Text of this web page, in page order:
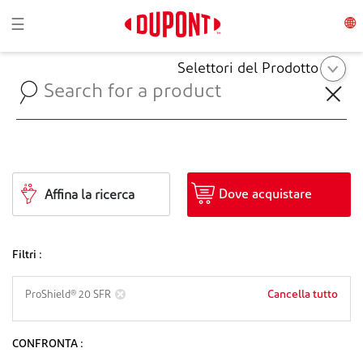
Toggle navigation
☰
Selettori del Prodotto
Affina la ricerca Dove acquistare
Filtri :
ProShield® 20 SFR Cancella tutto
CONFRONTA :